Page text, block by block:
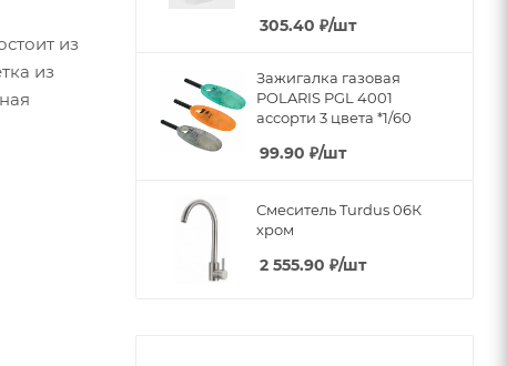
из
из
305.40 ₽/шт
Зажигалка газовая
POLARIS PGL 4001
ассорти 3 цвета *1/60
99.90 ₽/шт
Смеситель Turdus 06К
хром
2 555.90 ₽/шт